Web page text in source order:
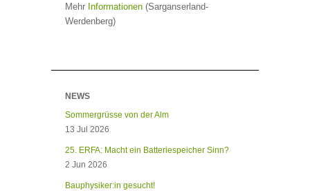
Mehr Informationen (Sarganserland-
Werdenberg)
NEWS
Sommergrüsse von der Alm
13 Jul 2026
25. ERFA: Macht ein Batteriespeicher Sinn?
2 Jun 2026
Bauphysiker:in gesucht!